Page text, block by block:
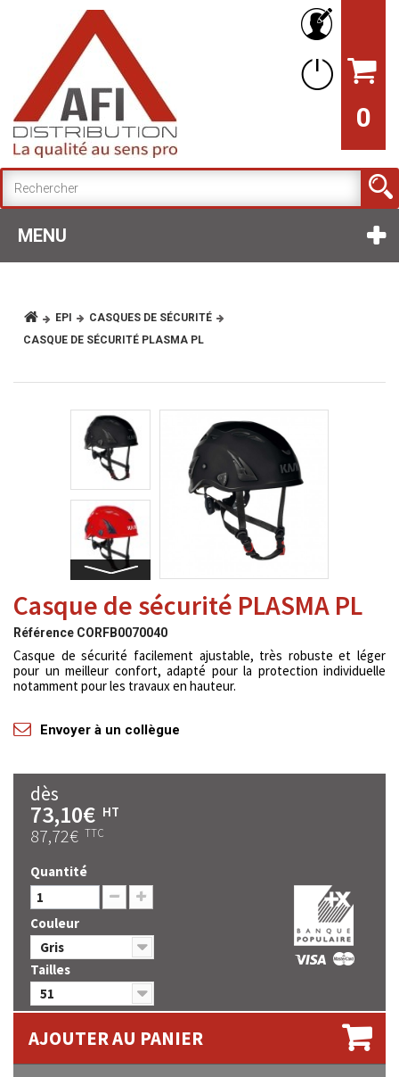
0
MENU
EPI
CASQUES DE SÉCURITÉ
CASQUE DE SÉCURITÉ PLASMA PL
Casque de sécurité PLASMA PL
Référence CORFB0070040
Casque de sécurité facilement ajustable, très robuste et léger
pour un meilleur confort, adapté pour la protection individuelle
notamment pour les travaux en hauteur.
Envoyer à un collègue
dès
73,10€ HT
87,72€ TTC
Quantité
Couleur
Gris
Tailles
51
AJOUTER AU PANIER